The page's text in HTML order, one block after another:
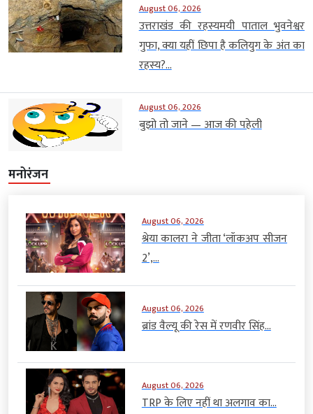
August 06, 2026
उत्तराखंड की रहस्यमयी पाताल भुवनेश्वर
गुफा, क्या यहीं छिपा है कलियुग के अंत का
रहस्य?...
August 06, 2026
बुझो तो जाने — आज की पहेली
मनोरंजन
August 06, 2026
श्रेया कालरा ने जीता ‘लॉकअप सीजन
2’,...
August 06, 2026
ब्रांड वैल्यू की रेस में रणवीर सिंह...
August 06, 2026
TRP के लिए नहीं था अलगाव का...